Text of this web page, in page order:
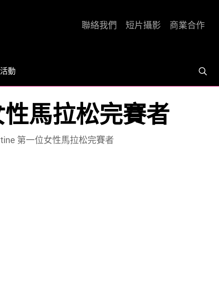
活動
聯絡我們 短片攝影 商業合作
性馬拉松完賽者
第一位女性馬拉松完賽者